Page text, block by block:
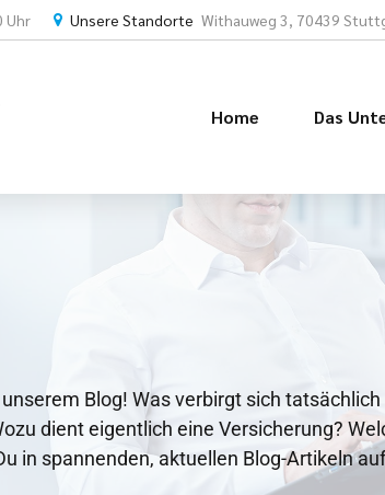
Uhr Unsere Standorte Withauweg 3, 70439
Home Das
Blog! Was verbirgt sich
dient eigentlich eine Versicherung?
in spannenden, aktuellen Blog-Artikeln